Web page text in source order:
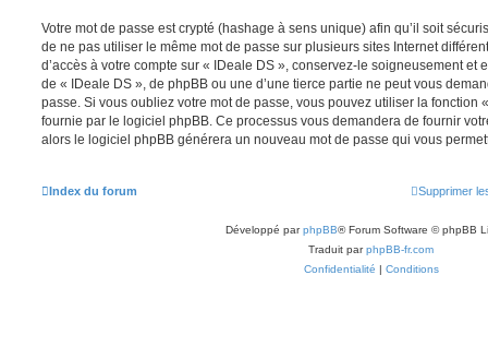
Votre mot de passe est crypté (hashage à sens unique) afin qu’il soit
de ne pas utiliser le même mot de passe sur plusieurs sites Internet
d’accès à votre compte sur « IDeale DS », conservez-le soigneusement et
de « IDeale DS », de phpBB ou une d’une tierce partie ne peut vous
passe. Si vous oubliez votre mot de passe, vous pouvez utiliser la fonction
fournie par le logiciel phpBB. Ce processus vous demandera de fournir
alors le logiciel phpBB générera un nouveau mot de passe qui vous
Index du forum Supprimer
Développé parphpBB® Forum Software © phpBB
Traduit parphpBB-fr.com
Confidentialité | Conditions